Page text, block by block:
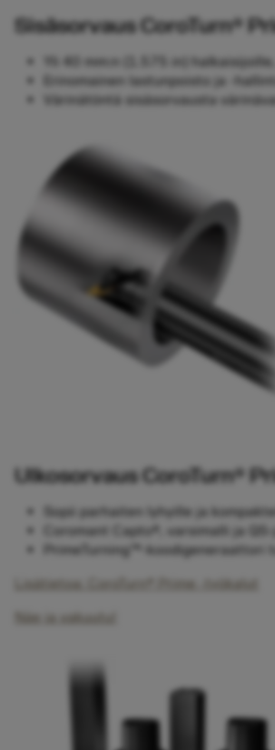
Sisäsorvaus CoroTurn®
Yli 40 mm:n (1.575 in)
Erinomainen lastunpoisto ja -
Värinätöntä sisäsorvausta
Ulkosorvaus CoroTurn®
Sopii parhaiten lyhyille ja
Coromant Capto®, varsimalli ja
PrimeTurning™-koodigeneraattori
Lisätietoa: CoroTurn® Prime -työkalut
Näe ja vakuutu!